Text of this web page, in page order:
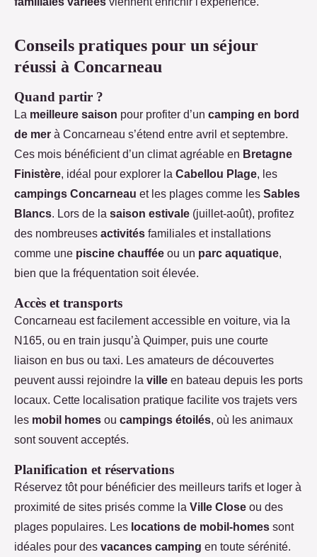
Conseils pratiques pour un séjour
réussi à Concarneau
Quand partir ?
La meilleure saison pour profiter d’un camping en bord
de mer à Concarneau s’étend entre avril et septembre.
Ces mois bénéficient d’un climat agréable en Bretagne
Finistère, idéal pour explorer la Cabellou Plage, les
campings Concarneau et les plages comme les Sables
Blancs. Lors de la saison estivale (juillet-août), profitez
des nombreuses activités familiales et installations
comme une piscine chauffée ou un parc aquatique,
bien que la fréquentation soit élevée.
Accès et transports
Concarneau est facilement accessible en voiture, via la
N165, ou en train jusqu’à Quimper, puis une courte
liaison en bus ou taxi. Les amateurs de découvertes
peuvent aussi rejoindre la ville en bateau depuis les ports
locaux. Cette localisation pratique facilite vos trajets vers
les mobil homes ou campings étoilés, où les animaux
sont souvent acceptés.
Planification et réservations
Réservez tôt pour bénéficier des meilleurs tarifs et loger à
proximité de sites prisés comme la Ville Close ou des
plages populaires. Les locations de mobil-homes sont
idéales pour des vacances camping en toute sérénité.